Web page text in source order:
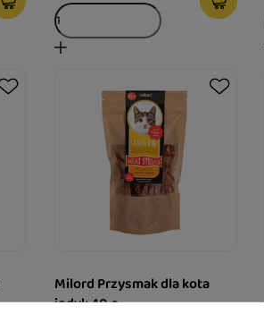
Milord Przysmak dla kota
indyk 40 g